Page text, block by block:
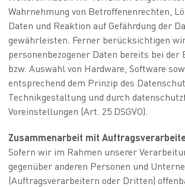
Wahrnehmung von Betroffenenrechten,
Daten und Reaktion auf Gefährdung der
gewährleisten. Ferner berücksichtigen
personenbezogener Daten bereits bei der
bzw. Auswahl von Hardware, Software
entsprechend dem Prinzip des
Technikgestaltung und durch
Voreinstellungen (Art. 25 DSGVO).
Zusammenarbeit mit
Sofern wir im Rahmen unserer
gegenüber anderen Personen und
(Auftragsverarbeitern oder Dritten)